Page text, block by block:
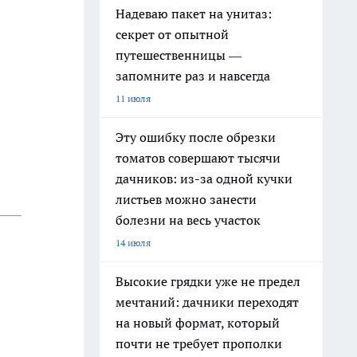
Надеваю пакет на унитаз:
секрет от опытной
путешественницы —
запомните раз и навсегда
11 июля
Эту ошибку после обрезки
томатов совершают тысячи
дачников: из-за одной кучки
листьев можно занести
болезни на весь участок
14 июля
Высокие грядки уже не предел
мечтаний: дачники переходят
на новый формат, который
почти не требует прополки